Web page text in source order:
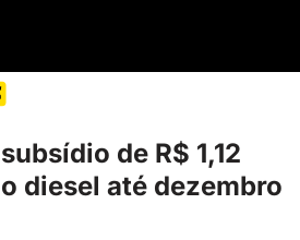
de R$ 1,12
diesel até dezembro